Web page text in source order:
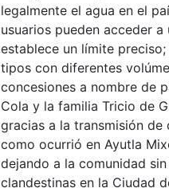
legalmente el agua en el
usuarios pueden acceder
establece un límite
tipos con diferentes
concesiones a nombre de
Cola y la familia Tricio de
gracias a la transmisión de
como ocurrió en Ayutla
dejando a la comunidad
clandestinas en la Ciudad